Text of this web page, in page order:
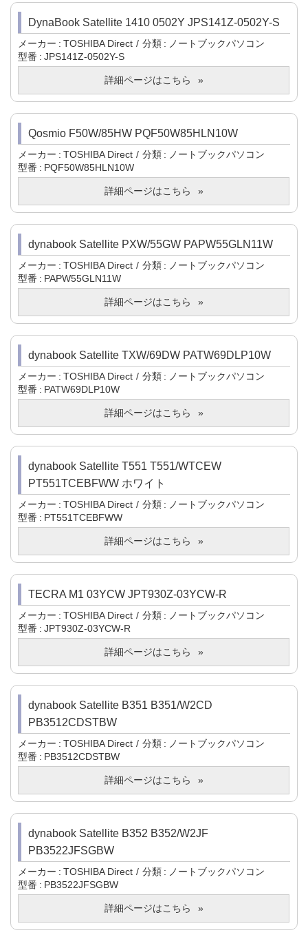
DynaBook Satellite 1410 0502Y JPS141Z-0502Y-S
メーカー TOSHIBA Direct 分類
ノートブックパソコン
型番
JPS141Z-0502Y-S
詳細ページはこちら
Qosmio F50W/85HW PQF50W85HLN10W
メーカー TOSHIBA Direct 分類
ノートブックパソコン
型番
PQF50W85HLN10W
詳細ページはこちら
dynabook Satellite PXW/55GW PAPW55GLN11W
メーカー TOSHIBA Direct 分類
ノートブックパソコン
型番
PAPW55GLN11W
詳細ページはこちら
dynabook Satellite TXW/69DW PATW69DLP10W
メーカー TOSHIBA Direct 分類
ノートブックパソコン
型番
PATW69DLP10W
詳細ページはこちら
dynabook Satellite T551 T551/WTCEW
PT551TCEBFWW ホワイト
メーカー TOSHIBA Direct 分類
ノートブックパソコン
型番
PT551TCEBFWW
詳細ページはこちら
TECRA M1 03YCW JPT930Z-03YCW-R
メーカー TOSHIBA Direct 分類
ノートブックパソコン
型番
JPT930Z-03YCW-R
詳細ページはこちら
dynabook Satellite B351 B351/W2CD
PB3512CDSTBW
メーカー TOSHIBA Direct 分類
ノートブックパソコン
型番
PB3512CDSTBW
詳細ページはこちら
dynabook Satellite B352 B352/W2JF
PB3522JFSGBW
メーカー TOSHIBA Direct 分類
ノートブックパソコン
型番
PB3522JFSGBW
詳細ページはこちら